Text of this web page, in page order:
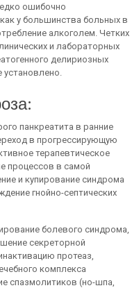
ошибочно
у большинства больных в
алкоголем. Четких
и лабораторных
делириозных
панкреатита в ранние
в прогрессирующую
терапевтическое
процессов в самой
и купирование синдрома
гнойно-септических
болевого синдрома,
секреторной
протеаз,
комплекса
спазмолитиков (но-шпа,